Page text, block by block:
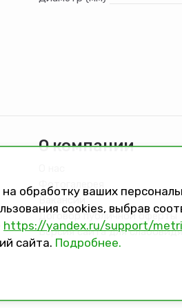
О компании
Фотогалерея
Вакансии
Договор публичной оферты
Версия сайта для
на обработку ваших
cookies, выбрав
https://yandex.ru/support/
сайта. Подробнее.